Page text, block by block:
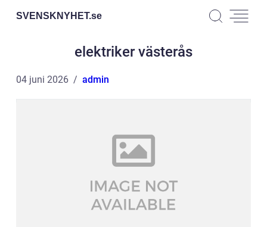
SVENSKNYHET.se
elektriker västerås
04 juni 2026 admin